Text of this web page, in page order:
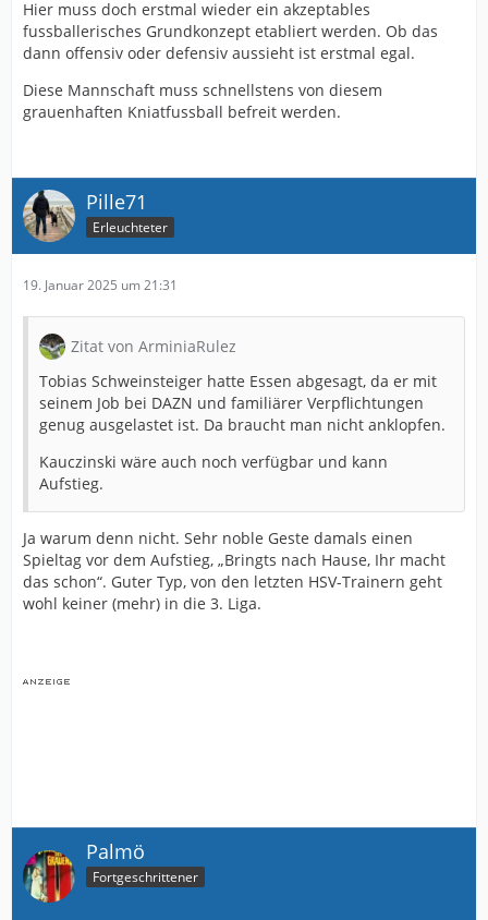
Hier muss doch erstmal wieder ein akzeptables
fussballerisches Grundkonzept etabliert werden. Ob das
dann offensiv oder defensiv aussieht ist erstmal egal.
Diese Mannschaft muss schnellstens von diesem
grauenhaften Kniatfussball befreit werden.
Pille71
Erleuchteter
19. Januar 2025 um 21:31
Zitat von ArminiaRulez
Tobias Schweinsteiger hatte Essen abgesagt, da er mit
seinem Job bei DAZN und familiärer Verpflichtungen
genug ausgelastet ist. Da braucht man nicht anklopfen.
Kauczinski wäre auch noch verfügbar und kann
Aufstieg.
Ja warum denn nicht. Sehr noble Geste damals einen
Spieltag vor dem Aufstieg, „Bringts nach Hause, Ihr macht
das schon“. Guter Typ, von den letzten HSV-Trainern geht
wohl keiner (mehr) in die 3. Liga.
Palmö
Fortgeschrittener